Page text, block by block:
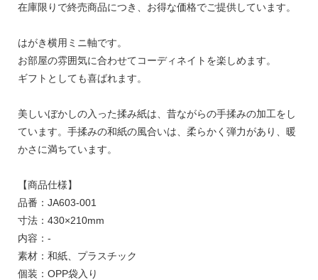
在庫限りで終売商品につき、お得な価格でご提供しています。
はがき横用ミニ軸です。
お部屋の雰囲気に合わせてコーディネイトを楽しめます。
ギフトとしても喜ばれます。
美しいぼかしの入った揉み紙は、昔ながらの手揉みの加工をし
ています。手揉みの和紙の風合いは、柔らかく弾力があり、暖
かさに満ちています。
【商品仕様】
品番：JA603-001
寸法：430×210mm
内容：-
素材：和紙、プラスチック
個装：OPP袋入り